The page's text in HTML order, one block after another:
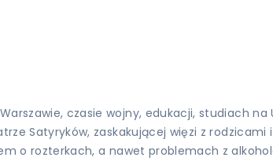
czasie wojny, edukacji, studiach na
Satyryków, zaskakującej więzi z
o rozterkach, a nawet problemach z